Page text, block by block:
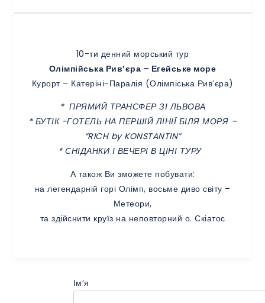
10-ти денний морський тур
Олімпійська Рив’єра – Егейське море
Курорт – Катеріні-Паралія (Олімпіська Рив’єра)
* ПРЯМИЙ ТРАНСФЕР ЗІ ЛЬВОВА
* БУТІК -ГОТЕЛЬ НА ПЕРШІЙ ЛІНІЇ БІЛЯ МОРЯ –
“RICH by KONSTANTIN”
* СНІДАНКИ І ВЕЧЕРІ В ЦІНІ ТУРУ
А також Ви зможете побувати:
на легендарній горі Олімп, восьме диво світу –
Метеори,
та здійснити круїз на неповторний о. Скіатос
Імʼя